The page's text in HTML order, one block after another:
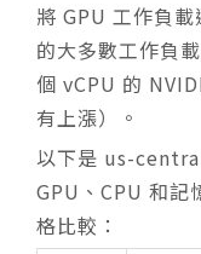
將 GPU 工作負
的大多數工作負
個 vCPU 的
有上漲）。
以下是 us-
GPU、CPU 和記
格比較：